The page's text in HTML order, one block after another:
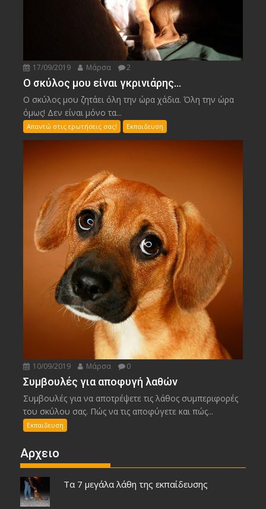
17/09/2019 Μάρσα 2
Ο σκύλος μου είναι γκρινιάρης…
Ο σκύλος μου ζητάει όλη την ώρα χάδια. Όλη την ώρα
όμως! Δεν είναι μόνο τα...
Απαντώ στις ερωτήσεις σας! Εκπαιδευση
10/09/2019 Μάρσα 0
Συμβουλές για αποφυγή λαθών
Συμβουλές για να αποτρέψετε τις λάθος συμπεριφορές
του σκύλου σας. Πώς να τις αποφύγετε και πώς...
Εκπαιδευση
Αρχειο
Τα 7 μεγάλα λάθη της εκπαίδευσης